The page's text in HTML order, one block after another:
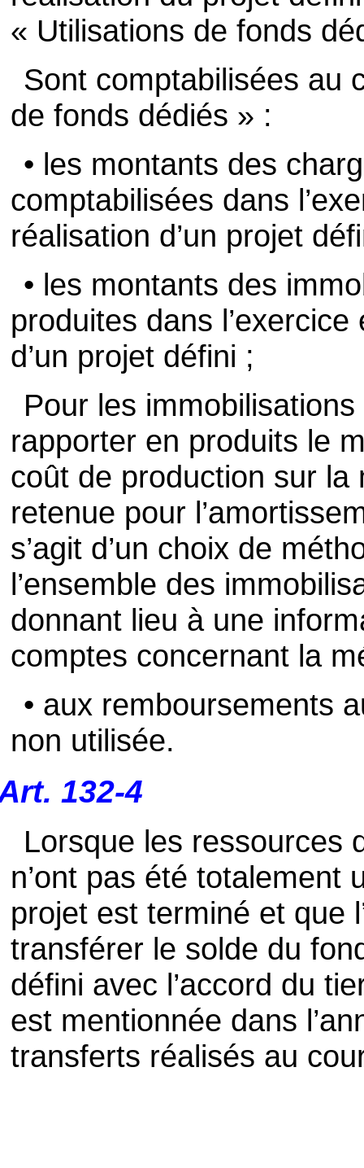
« Utilisations de fonds
Sont comptabilisées au
de fonds dédiés » :
• les montants des
comptabilisées dans
réalisation d’un projet
• les montants des
produites dans
d’un projet défini ;
Pour les
rapporter en produits le
coût de production sur la
retenue pour
s’agit d’un choix de
l’ensemble des
donnant lieu à une
comptes concernant la
• aux remboursements
non utilisée.
132-4
Lorsque les ressources
n’ont pas été totalement
projet est terminé et que
transférer le solde du
défini avec l’accord du
est mentionnée dans
transferts réalisés au